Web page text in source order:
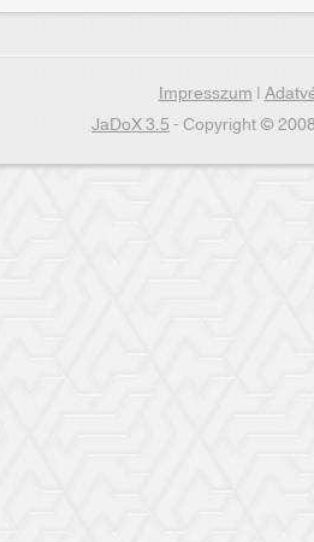
Impresszum|
JaDoX 3.5- Copyright ©